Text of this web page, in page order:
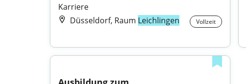
Karriere
Düsseldorf, Raum Leichlingen Vollzeit